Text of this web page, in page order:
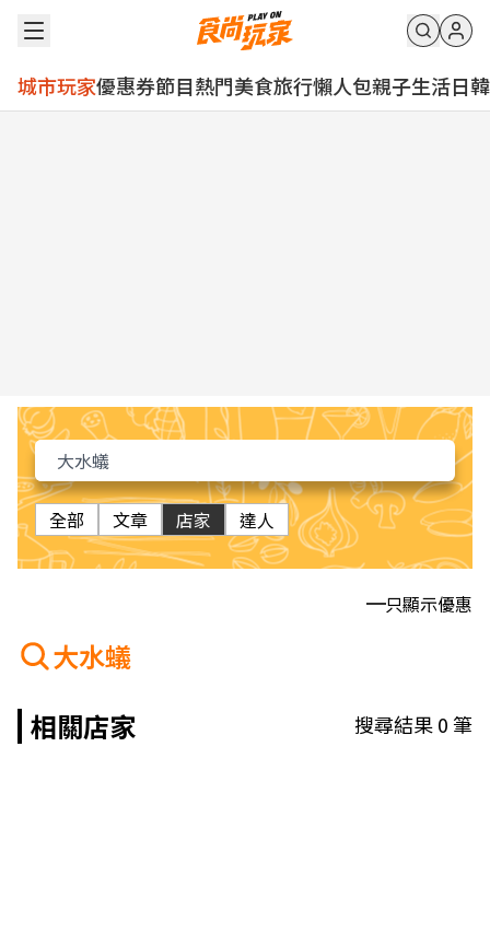
城市玩家優惠券節目熱門美食旅行懶人包親子生活日韓
全部 文章 店家 達人
只顯示優惠
大水蟻
相關店家
搜尋結果0筆